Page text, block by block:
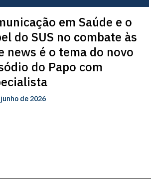
em Saúde e o
do SUS no combate às
news é o tema do novo
do Papo com
de 2026